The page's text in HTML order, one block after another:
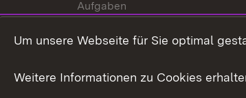
Aufgaben
Internationale
Um unsere Webseite für Sie optimal
Weitere Informationen zu Cookies